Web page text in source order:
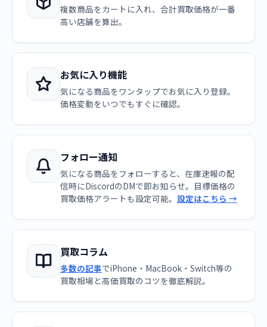
複数商品をカートに入れ、合計買取価格が一番
高い店舗を算出。
お気に入り機能
気になる商品をワンタップでお気に入り登録。
価格変動をいつでもすぐに確認。
フォロー通知
気になる商品をフォローすると、在庫速報の配
信時にDiscordのDMで即お知らせ。目標価格の
買取価格アラートも設定可能。 設定はこちら →
買取コラム
多数の記事でiPhone・MacBook・Switch等の
買取相場と高価買取のコツを徹底解説。